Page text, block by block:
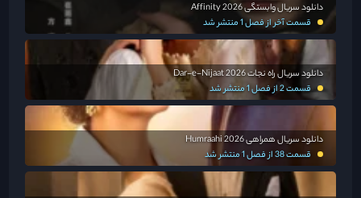
دانلود سریال وابستگی Affinity 2026
قسمت آخر از فصل 1 منتشر شد
دانلود سریال راه نجات Dar-e-Nijaat 2026
قسمت 2 از فصل 1 منتشر شد
دانلود سریال همراهی Humraahi 2026
قسمت 38 از فصل 1 منتشر شد